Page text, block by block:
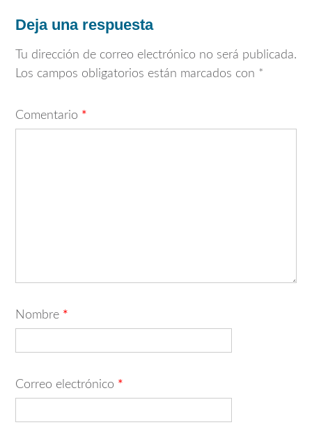
Deja una respuesta
Tu dirección de correo electrónico no será publicada.
Los campos obligatorios están marcados con *
Comentario *
Nombre *
Correo electrónico *